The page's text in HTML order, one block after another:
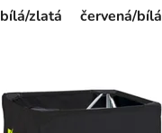
bílá/zlatá červená/bílá